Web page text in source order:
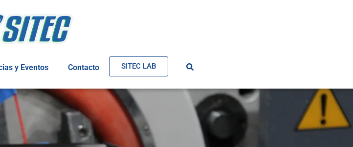
y Eventos Contacto SITEC LAB